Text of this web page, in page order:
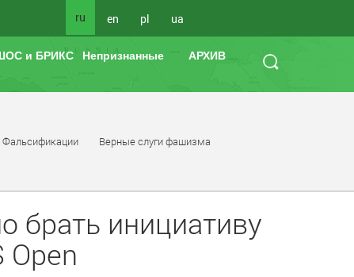
ru en pl ua
и БРИКС Непризнанные АРХИВ
Фальсификации Верные слуги фашизма
брать инициативу
Open